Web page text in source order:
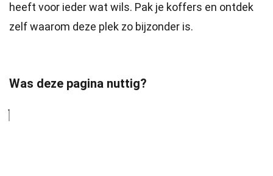
heeft voor ieder wat wils. Pak je koffers en ontdek
zelf waarom deze plek zo bijzonder is.
Was deze pagina nuttig?